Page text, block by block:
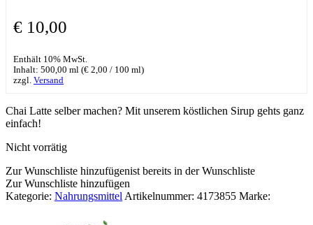
€ 10,00
Enthält 10% MwSt.
Inhalt: 500,00 ml (€ 2,00 / 100 ml)
zzgl. Versand
Chai Latte selber machen? Mit unserem köstlichen Sirup gehts ganz
einfach!
Nicht vorrätig
Zur Wunschliste hinzufügenist bereits in der Wunschliste
Zur Wunschliste hinzufügen
Kategorie: Nahrungsmittel Artikelnummer: 4173855 Marke: